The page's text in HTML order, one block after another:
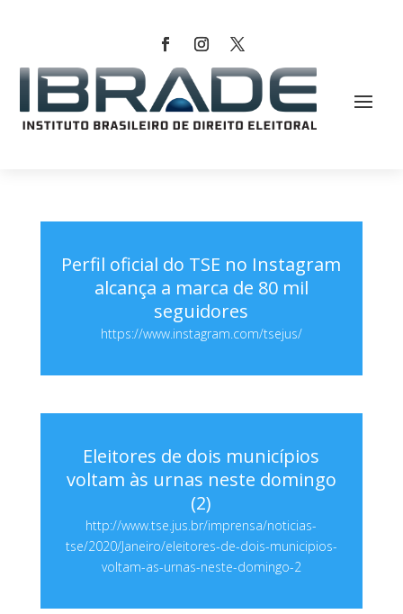
Perfil oficial do TSE no Instagram
alcança a marca de 80 mil
seguidores
https://www.instagram.com/tsejus/
Eleitores de dois municípios
voltam às urnas neste domingo
(2)
http://www.tse.jus.br/imprensa/noticias-
tse/2020/Janeiro/eleitores-de-dois-municipios-
voltam-as-urnas-neste-domingo-2